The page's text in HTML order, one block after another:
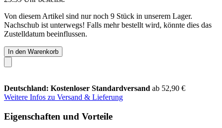
Von diesem Artikel sind nur noch 9 Stück in unserem Lager.
Nachschub ist unterwegs! Falls mehr bestellt wird, könnte dies das
Zustelldatum beeinflussen.
In den Warenkorb
Deutschland: Kostenloser Standardversand ab 52,90 €
Weitere Infos zu Versand & Lieferung
Eigenschaften und Vorteile